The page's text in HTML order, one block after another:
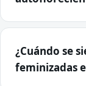
¿Cuándo se
feminizadas